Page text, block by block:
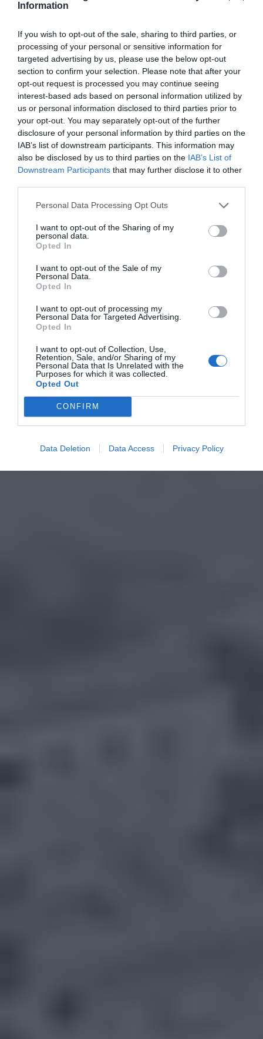
Information
If you wish to opt-out of the sale, sharing to third parties, or
processing of your personal or sensitive information for
targeted advertising by us, please use the below opt-out
section to confirm your selection. Please note that after your
opt-out request is processed you may continue seeing
interest-based ads based on personal information utilized by
us or personal information disclosed to third parties prior to
your opt-out. You may separately opt-out of the further
disclosure of your personal information by third parties on the
IAB’s list of downstream participants. This information may
also be disclosed by us to third parties on the IAB’s List of
Downstream Participants that may further disclose it to other
Personal Data Processing Opt Outs
I want to opt-out of the Sharing of my
personal data.
Opted In
I want to opt-out of the Sale of my
Personal Data.
Opted In
I want to opt-out of processing my
Personal Data for Targeted Advertising.
Opted In
I want to opt-out of Collection, Use,
Retention, Sale, and/or Sharing of my
Personal Data that Is Unrelated with the
Purposes for which it was collected.
Opted Out
CONFIRM
Data Deletion Data Access Privacy Policy